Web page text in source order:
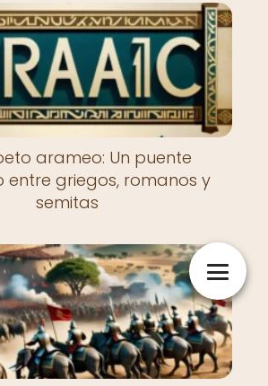
arameo: Un puente
entre griegos, romanos y
semitas